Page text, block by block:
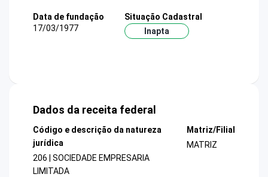
Data de fundação
17/03/1977
Situação Cadastral
Inapta
Dados da receita federal
Código e descrição da natureza
jurídica
206 | SOCIEDADE EMPRESARIA
LIMITADA
Matriz/Filial
MATRIZ